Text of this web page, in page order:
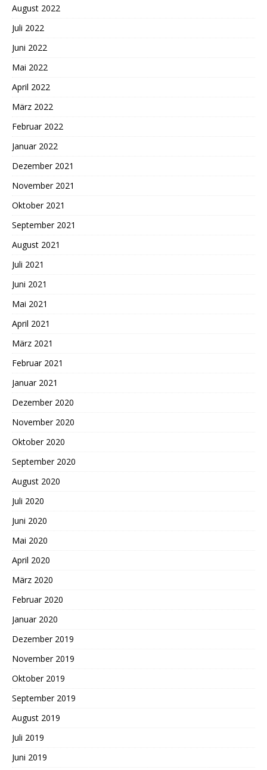
August 2022
Juli 2022
Juni 2022
Mai 2022
April 2022
März 2022
Februar 2022
Januar 2022
Dezember 2021
November 2021
Oktober 2021
September 2021
August 2021
Juli 2021
Juni 2021
Mai 2021
April 2021
März 2021
Februar 2021
Januar 2021
Dezember 2020
November 2020
Oktober 2020
September 2020
August 2020
Juli 2020
Juni 2020
Mai 2020
April 2020
März 2020
Februar 2020
Januar 2020
Dezember 2019
November 2019
Oktober 2019
September 2019
August 2019
Juli 2019
Juni 2019